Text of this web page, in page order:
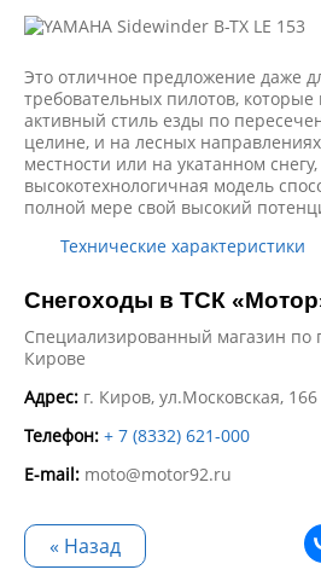
Это отличное предложение даже
требовательных пилотов,
активный стиль езды по
целине, и на лесных
местности или на укатанном
высокотехнологичная модель
полной мере свой высокий
Технические характеристики
Снегоходы в ТСК
Специализированный магазин по
Кирове
Адрес: г. Киров, ул.Московская,
Телефон: + 7 (8332) 621-000
E-mail: moto@motor92.ru
« Назад